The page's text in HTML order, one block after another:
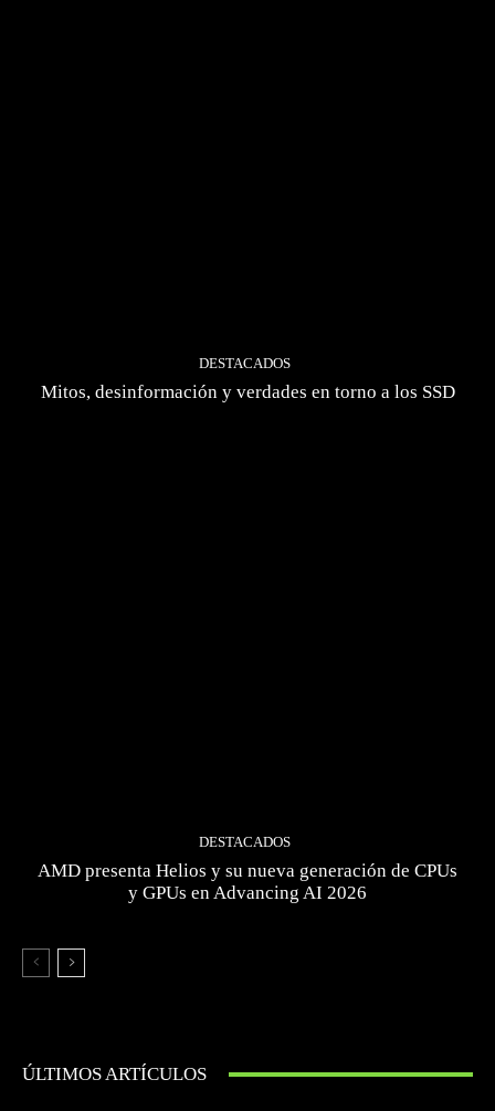
DESTACADOS
Mitos, desinformación y verdades en torno a los SSD
DESTACADOS
AMD presenta Helios y su nueva generación de CPUs
y GPUs en Advancing AI 2026
ÚLTIMOS ARTÍCULOS